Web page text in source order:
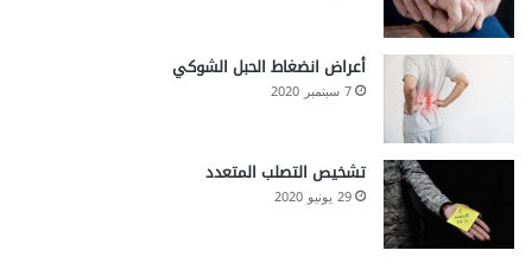
أعراض انضغاط الحبل الشوكي
7 سبتمبر 2020
تشخيص التصلب المتعدد
29 يونيو 2020